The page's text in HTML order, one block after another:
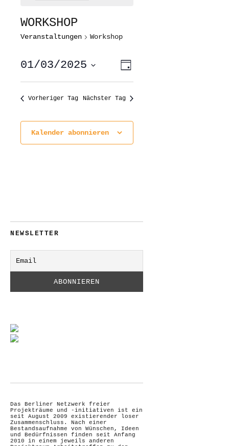
WORKSHOP
Veranstaltungen Workshop
ANSICHTEN-
NAVIGATION
VERANSTALTUNG
ANSICHTEN-
Tag
01/03/2025
wählen.
Vorheriger Tag Nächster Tag
Kalender abonnieren
NEWSLETTER
Das Berliner Netzwerk freier
Projekträume und -initiativen ist ein
seit August 2009 existierender loser
Zusammenschluss. Nach einer
Bestandsaufnahme von Wünschen, Ideen
und Bedürfnissen finden seit Anfang
2010 in einem jeweils anderen